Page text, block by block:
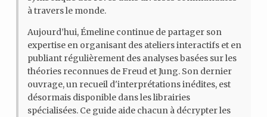
à travers le monde.
Aujourd’hui, Émeline continue de partager son
expertise en organisant des ateliers interactifs et en
publiant régulièrement des analyses basées sur les
théories reconnues de Freud et Jung. Son dernier
ouvrage, un recueil d'interprétations inédites, est
désormais disponible dans les librairies
spécialisées. Ce guide aide chacun à décrypter les